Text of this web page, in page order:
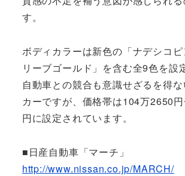
す。
ボディカラーは新色の「ナデシコ
リーブゴールド」を含む全9色を設
自動車との競合も意識せざるを得
カーですが、価格帯は104万2650
円に設定されています。
■日産自動車「マーチ」
http://www.nissan.co.jp/MARCH/